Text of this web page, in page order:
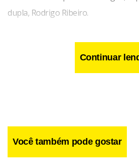
dupla, Rodrigo Ribeiro.
Continuar
Você também pode gostar